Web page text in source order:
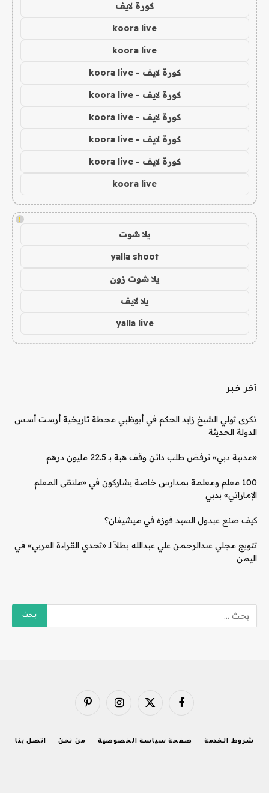
كورة لايف
koora live
koora live
كورة لايف - koora live
كورة لايف - koora live
كورة لايف - koora live
كورة لايف - koora live
كورة لايف - koora live
koora live
!
يلا شوت
yalla shoot
يلا شوت زون
يلا لايف
yalla live
آخر خبر
ذكرى تولي الشيخ زايد الحكم في أبوظبي محطة تاريخية أرست أسس
الدولة الحديثة
«مدنية دبي» ترفض طلب دائن وقف هبة بـ 22.5 مليون درهم
100 معلم ومعلمة بمدارس خاصة يشاركون في «ملتقى المعلم
الإماراتي» بدبي
كيف صنع عبدول السيد فوزه في ميشيغان؟
تتويج مجلي عبدالرحمن علي عبدالله بطلاً لـ «تحدي القراءة العربي» في
اليمن
فيسبوك X
الانستغرامبينتيريست
شروط الخدمة صفحة سياسة الخصوصية من نحن اتصل بنا